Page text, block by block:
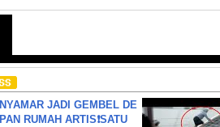
NYAMAR JADI GEMBEL DE
PAN RUMAH ARTIS❗SATU